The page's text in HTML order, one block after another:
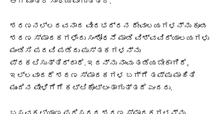
ಶರಣನಲ್ಲದವನಾದ ವೀರಭದ್ರನ ದೇವಾಲಯಗಳನ್ನು ಕೂಡ
ಶರಣ ಸ್ಮಾರಕಗಳೆಂದು ಸಂಶೋಧನೆ ಮಾಡಿ ವಿಶ್ವವಿದ್ಯಾಲಯಗಳು
ಮಂಡಿಸಿ ಪದವಿ ಪಡೆದು ಪುಸ್ತಕಗಳನ್ನು
ಪ್ರಕಟಿಸುತ್ತಿದ್ದಾರೆ. ಇದನ್ನು ನಾವು ತಡೆಯಬೇಕಾಗಿದೆ,
ಇಲ್ಲವಾದರೆ ಶರಣ ಸ್ಮಾರಕಗಳ ಬಗ್ಗೆ ತಪ್ಪು ಮಾಹಿತಿ
ಮುಂದಿನ ಪೀಳಿಗೆಗೆ ಕಟ್ಟಿಕೊಟ್ಟಂತಾಗುತ್ತದೆ ಎಂದರು.